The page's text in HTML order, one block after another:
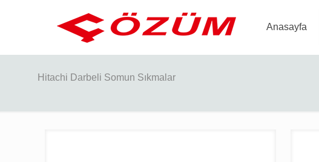
Anasayfa
Hitachi Darbeli Somun Sıkmalar